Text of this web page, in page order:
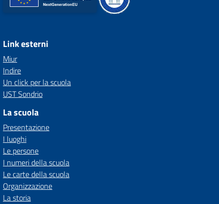
Link esterni
Miur
Indire
Un click per la scuola
UST Sondrio
La scuola
Presentazione
I luoghi
Le persone
I numeri della scuola
Le carte della scuola
Organizzazione
La storia